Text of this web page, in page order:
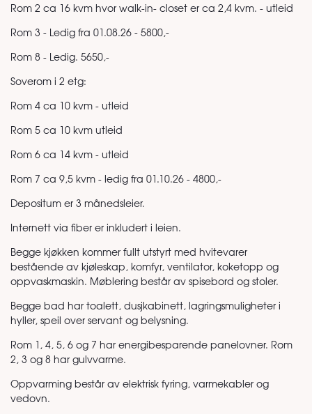
Rom 2 ca 16 kvm hvor walk-in- closet er ca 2,4 kvm. - utleid
Rom 3 - Ledig fra 01.08.26 - 5800,-
Rom 8 - Ledig. 5650,-
Soverom i 2 etg:
Rom 4 ca 10 kvm - utleid
Rom 5 ca 10 kvm utleid
Rom 6 ca 14 kvm - utleid
Rom 7 ca 9,5 kvm - ledig fra 01.10.26 - 4800,-
Depositum er 3 månedsleier.
Internett via fiber er inkludert i leien.
Begge kjøkken kommer fullt utstyrt med hvitevarer
bestående av kjøleskap, komfyr, ventilator, koketopp og
oppvaskmaskin. Møblering består av spisebord og stoler.
Begge bad har toalett, dusjkabinett, lagringsmuligheter i
hyller, speil over servant og belysning.
Rom 1, 4, 5, 6 og 7 har energibesparende panelovner. Rom
2, 3 og 8 har gulvvarme.
Oppvarming består av elektrisk fyring, varmekabler og
vedovn.